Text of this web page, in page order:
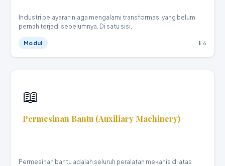
Industri pelayaran niaga mengalami transformasi yang belum
pernah terjadi sebelumnya. Di satu sisi,
Modul ⬇ 6
📖
Permesinan Bantu (Auxiliary Machinery)
Permesinan bantu adalah seluruh peralatan mekanis di atas